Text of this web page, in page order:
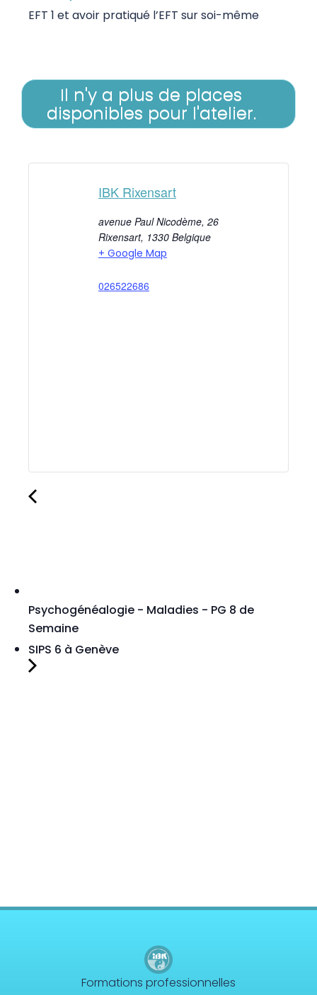
EFT 1 et avoir pratiqué l’EFT sur soi-même
Il n'y a plus de places
disponibles pour l'atelier.
IBK Rixensart
avenue Paul Nicodème, 26
Rixensart, 1330 Belgique
+ Google Map
026522686
Psychogénéalogie - Maladies - PG 8 de
Semaine
SIPS 6 à Genève
Formations professionnelles